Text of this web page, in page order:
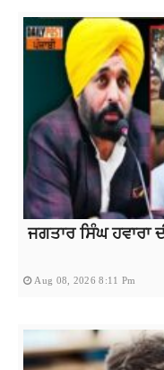
ਜਗਤਾਰ ਸਿੰਘ ਹਵਾਰਾ
Aug 08, 2026 8:11 Pm